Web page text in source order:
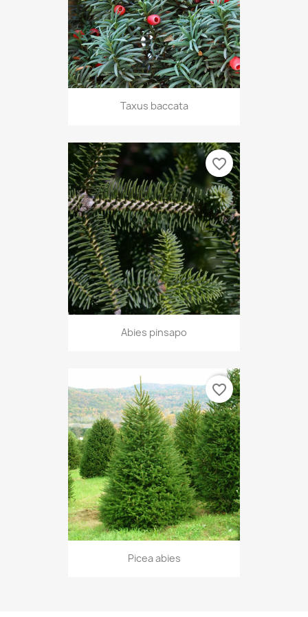
Taxus baccata
Abies pinsapo
favorite_border
Picea abies
favorite_border